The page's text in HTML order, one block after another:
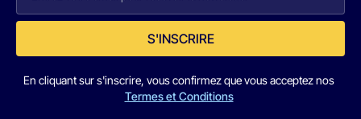
S'INSCRIRE
En cliquant sur s'inscrire, vous confirmez que vous acceptez nos
Termes et Conditions